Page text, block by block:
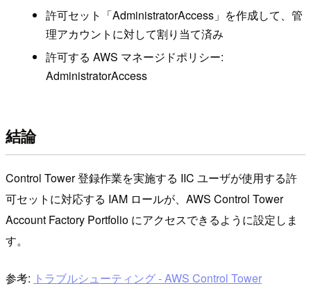
許可セット「AdministratorAccess」を作成して、管
理アカウントに対して割り当て済み
許可する AWS マネージドポリシー:
AdministratorAccess
結論
Control Tower 登録作業を実施する IIC ユーザが使用する許
可セットに対応する IAM ロールが、AWS Control Tower
Account Factory Portfolio にアクセスできるように設定しま
す。
参考: トラブルシューティング - AWS Control Tower